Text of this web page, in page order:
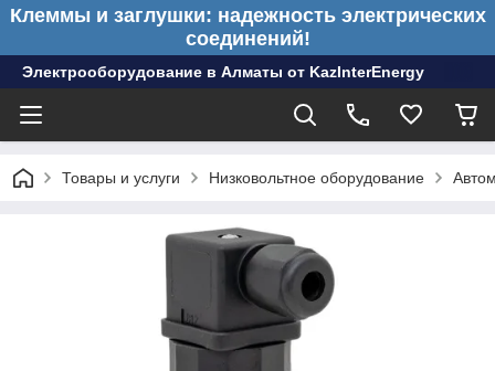
Клеммы и заглушки: надежность электрических
соединений!
Электрооборудование в Алматы от KazInterEnergy
Товары и услуги Низковольтное оборудование